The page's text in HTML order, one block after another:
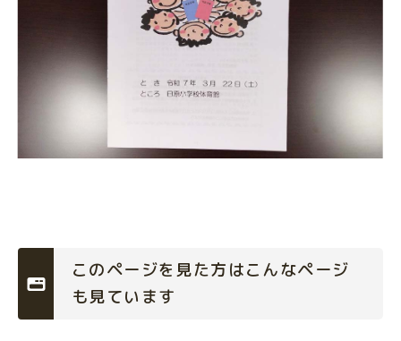
このページを見た方はこんなページ
も見ています